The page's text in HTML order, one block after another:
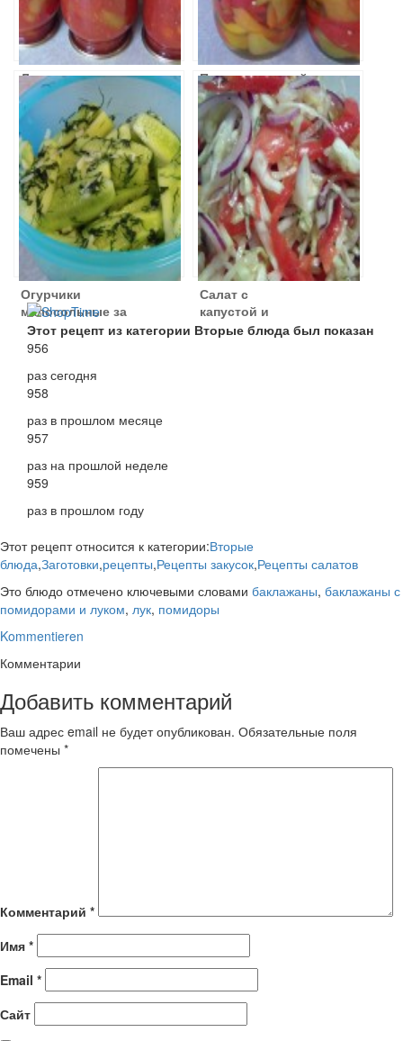
Лечо
Перец в сладкой
заливке
Огурчики
малосольные за
5 минут
Салат с
капустой и
помидором
Этот рецепт из категории Вторые блюда был показан
956
раз сегодня
958
раз в прошлом месяце
957
раз на прошлой неделе
959
раз в прошлом году
Этот рецепт относится к категории:Вторые
блюда,Заготовки,рецепты,Рецепты закусок,Рецепты салатов
Это блюдо отмечено ключевыми словами баклажаны, баклажаны с
помидорами и луком, лук, помидоры
Kommentieren
Комментарии
Добавить комментарий
Ваш адрес email не будет опубликован. Обязательные поля
помечены *
Комментарий *
Имя *
Email *
Сайт